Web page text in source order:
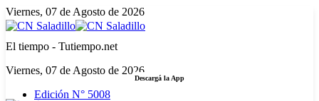
Viernes, 07 de Agosto de 2026
El tiempo - Tutiempo.net
Viernes, 07 de Agosto de 2026
Edición N° 5008
Descargá la App